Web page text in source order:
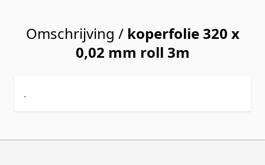
Omschrijving / koperfolie 320 x
0,02 mm roll 3m
.